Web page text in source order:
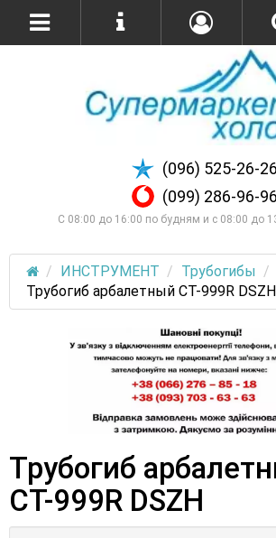
(096) 525-26-26
(099) 286-96-96
С 08:00 до 16:00 по будням и с 08:00 до
ИНСТРУМЕНТ
Трубогибы
Трубогиб арбалетный СТ-999R DSZH
Трубогиб
СТ-999R DSZH